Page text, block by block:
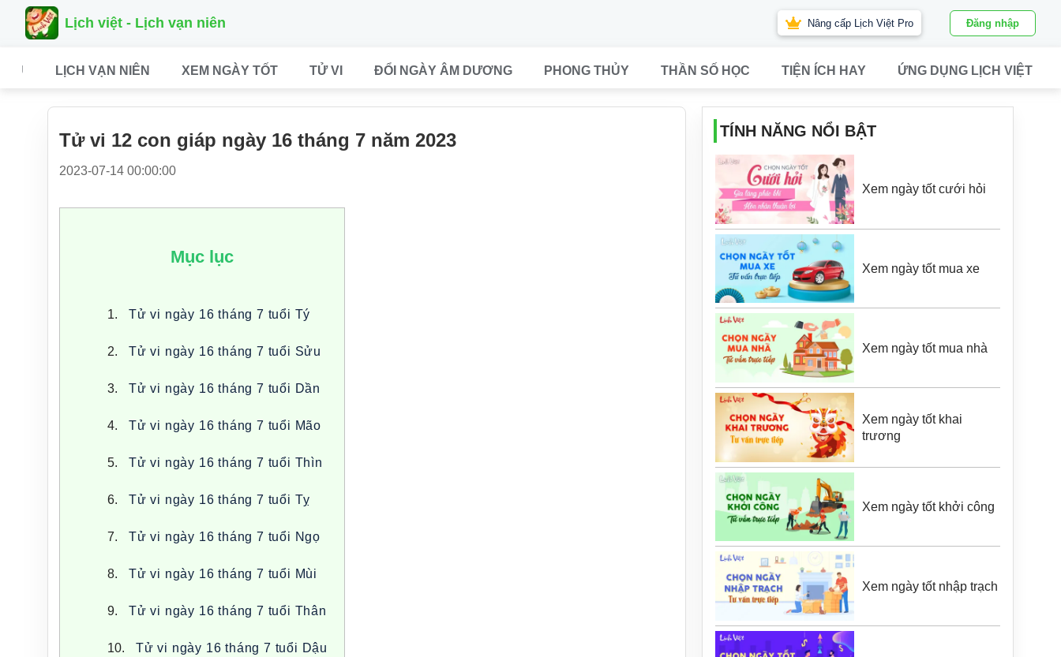
Lịch việt - Lịch vạn niên Nâng cấp Lịch Việt Pro Đăng nhập
LỊCH VẠN NIÊN XEM NGÀY TỐT TỬ VI ĐỔI NGÀY ÂM DƯƠNG PHONG THỦY THẦN SỐ HỌC TIỆN ÍCH HAY ỨNG DỤNG LỊCH VIỆT
Tử vi 12 con giáp ngày 16 tháng 7 năm 2023
2023-07-14 00:00:00
Mục lục
Tử vi ngày 16 tháng 7 tuổi Tý
Tử vi ngày 16 tháng 7 tuổi Sửu
Tử vi ngày 16 tháng 7 tuổi Dần
Tử vi ngày 16 tháng 7 tuổi Mão
Tử vi ngày 16 tháng 7 tuổi Thìn
Tử vi ngày 16 tháng 7 tuổi Tỵ
Tử vi ngày 16 tháng 7 tuổi Ngọ
Tử vi ngày 16 tháng 7 tuổi Mùi
Tử vi ngày 16 tháng 7 tuổi Thân
Tử vi ngày 16 tháng 7 tuổi Dậu
TÍNH NĂNG NỔI BẬT
Xem ngày tốt cưới hỏi
Xem ngày tốt mua xe
Xem ngày tốt mua nhà
Xem ngày tốt khai
trương
Xem ngày tốt khởi công
Xem ngày tốt nhập trạch